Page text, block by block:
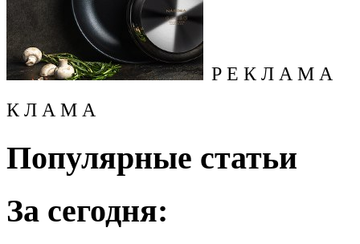
Р Е К Л А М А
К Л А М А
Популярные статьи
За сегодня: